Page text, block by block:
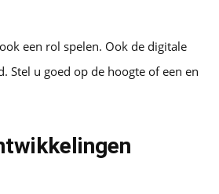
een rol spelen. Ook de digitale
Stel u goed op de hoogte of een en